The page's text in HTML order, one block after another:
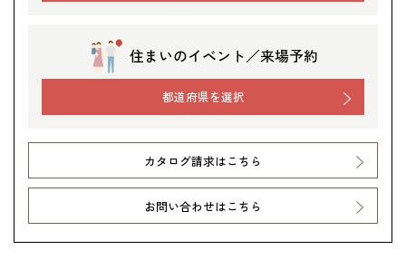
住まいのイベント／来場予約
都道府県を選択
カタログ請求はこちら
お問い合わせはこちら